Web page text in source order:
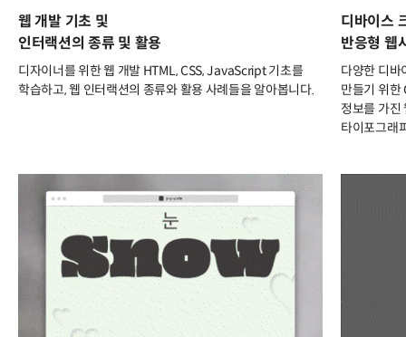
웹 개발 기초 및
인터랙션의 종류 및 활용
디자이너를 위한 웹 개발 HTML, CSS, JavaScript 기초를
학습하고, 웹 인터랙션의 종류와 활용 사례들을 알아봅니다.
디바이스
반응형 웹
다양한 디바
만들기 위한
정보를 가진
타이포그래